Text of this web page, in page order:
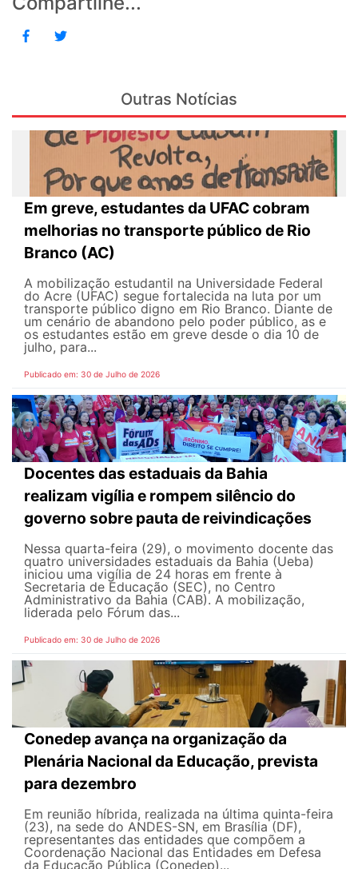
Outras Notícias
Em greve, estudantes da UFAC cobram
melhorias no transporte público de Rio
Branco (AC)
A mobilização estudantil na Universidade Federal
do Acre (UFAC) segue fortalecida na luta por um
transporte público digno em Rio Branco. Diante de
um cenário de abandono pelo poder público, as e
os estudantes estão em greve desde o dia 10 de
julho, para...
Publicado em: 30 de Julho de 2026
Docentes das estaduais da Bahia
realizam vigília e rompem silêncio do
governo sobre pauta de reivindicações
Nessa quarta-feira (29), o movimento docente das
quatro universidades estaduais da Bahia (Ueba)
iniciou uma vigília de 24 horas em frente à
Secretaria de Educação (SEC), no Centro
Administrativo da Bahia (CAB). A mobilização,
liderada pelo Fórum das...
Publicado em: 30 de Julho de 2026
Conedep avança na organização da
Plenária Nacional da Educação, prevista
para dezembro
Em reunião híbrida, realizada na última quinta-feira
(23), na sede do ANDES-SN, em Brasília (DF),
representantes das entidades que compõem a
Coordenação Nacional das Entidades em Defesa
da Educação Pública (Conedep)...